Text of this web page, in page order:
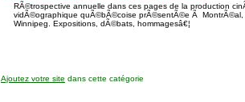
RÃ©trospective annuelle dans ces pages de la production
vidÃ©ographique quÃ©bÃ©coise prÃ©sentÃ©e Ã MontrÃ©al,
Winnipeg. Expositions, dÃ©bats, hommagesâ€¦
Ajoutez votre site dans cette catégorie